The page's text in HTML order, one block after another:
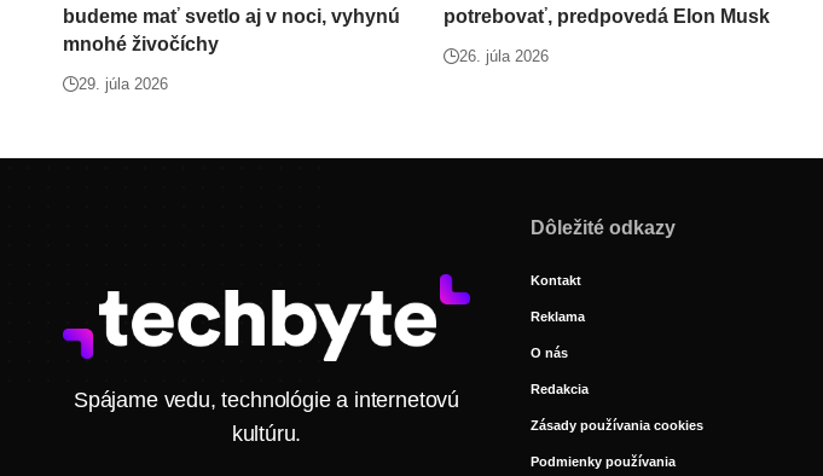
budeme mať svetlo aj v noci, vyhynú
mnohé živočíchy
29. júla 2026
potrebovať, predpovedá Elon Musk
26. júla 2026
Spájame vedu, technológie a internetovú
kultúru.
Dôležité odkazy
Kontakt
Reklama
O nás
Redakcia
Zásady používania cookies
Podmienky používania